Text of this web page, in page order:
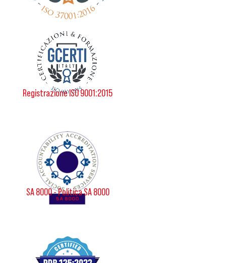
Registrazione ISO 9001:2015
SA 8000 - Politica SA 8000